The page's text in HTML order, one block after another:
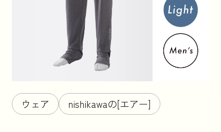
お問い合わせ
お知らせ
ウェア nishikawaの[エアー]